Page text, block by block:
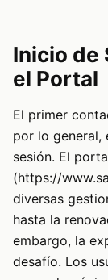
Inicio de
el Portal
El primer
por lo general,
sesión. El
(https://
diversas
hasta la
embargo, la
desafío. Los